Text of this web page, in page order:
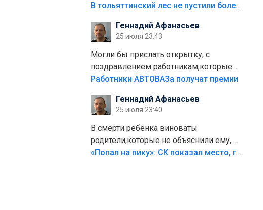
пожар.Тех кто разводит костры,тех
полно стоит,почему водители всё
равно едут в лес? Штрафы мизерные.
В тольяттинский лес не пустили более тысячи автомобилей
Геннадий Афанасьев
25 июля 23:43
Могли бы прислать открытку, с
поздравлением работникам,которые
больше сорока лет отработали на
Работники АВТОВАЗа получат премии
Геннадий Афанасьев
25 июля 23:40
В смерти ребёнка виноваты
родители,которые не объяснили ему,
что такое хорошо и что такое плохо!
«Попал на пику»: СК показал место, где был смертельно травмирован ребенок в Тольятти